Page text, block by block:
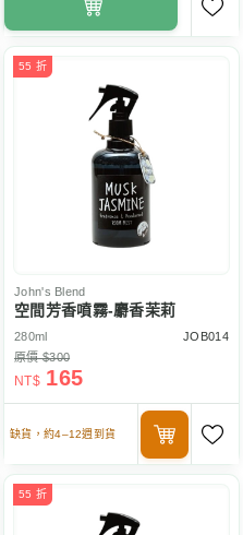
55 折
John's Blend
空間芳香噴霧-麝香茉莉
280ml
JOB014
原價 $300
NT$ 165
缺貨，約4–12週到貨
55 折